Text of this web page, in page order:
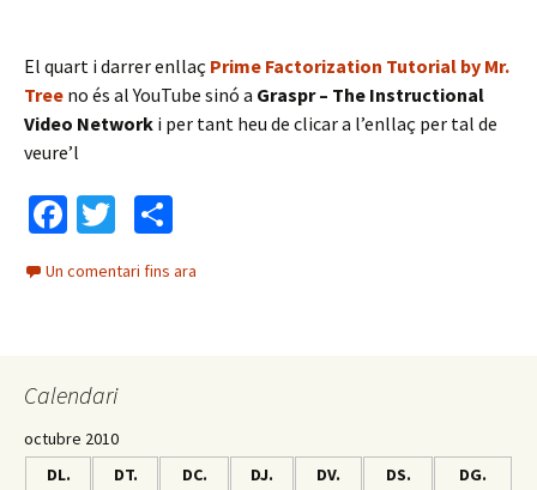
El quart i darrer enllaç Prime Factorization Tutorial by Mr.
Tree no és al YouTube sinó a Graspr – The Instructional
Video Network i per tant heu de clicar a l’enllaç per tal de
veure’l
Fa
b
k
T
wi
tt
m
ix
Un comentari fins ara
Calendari
octubre 2010
DL.
DT. DC. DJ. DV. DS. DG.